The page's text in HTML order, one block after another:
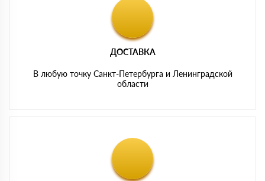
ДОСТАВКА
В любую точку Санкт-Петербурга и Ленинградской
области